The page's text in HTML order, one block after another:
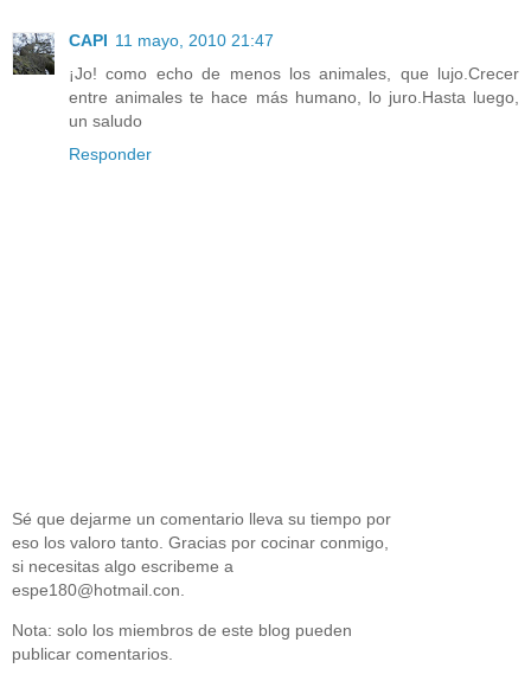
CAPI 11 mayo, 2010 21:47
¡Jo! como echo de menos los animales, que lujo.Crecer
entre animales te hace más humano, lo juro.Hasta luego,
un saludo
Responder
Sé que dejarme un comentario lleva su tiempo por
eso los valoro tanto. Gracias por cocinar conmigo,
si necesitas algo escribeme a
espe180@hotmail.con.
Nota: solo los miembros de este blog pueden
publicar comentarios.